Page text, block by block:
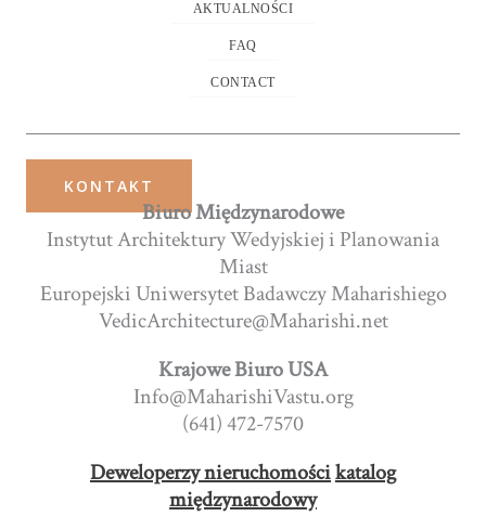
AKTUALNOŚCI
FAQ
CONTACT
KONTAKT
Biuro Międzynarodowe
Instytut Architektury Wedyjskiej i Planowania
Miast
Europejski Uniwersytet Badawczy Maharishiego
VedicArchitecture@Maharishi.net
Krajowe Biuro USA
Info@MaharishiVastu.org
(641) 472-7570
Deweloperzy nieruchomościkatalog
międzynarodowy